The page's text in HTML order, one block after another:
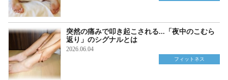
突然の痛みで叩き起こされる...「夜中のこむら
返り」のシグナルとは
2026.06.04
フィットネス